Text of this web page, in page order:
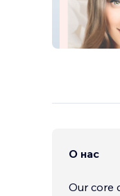
О нас
Our core